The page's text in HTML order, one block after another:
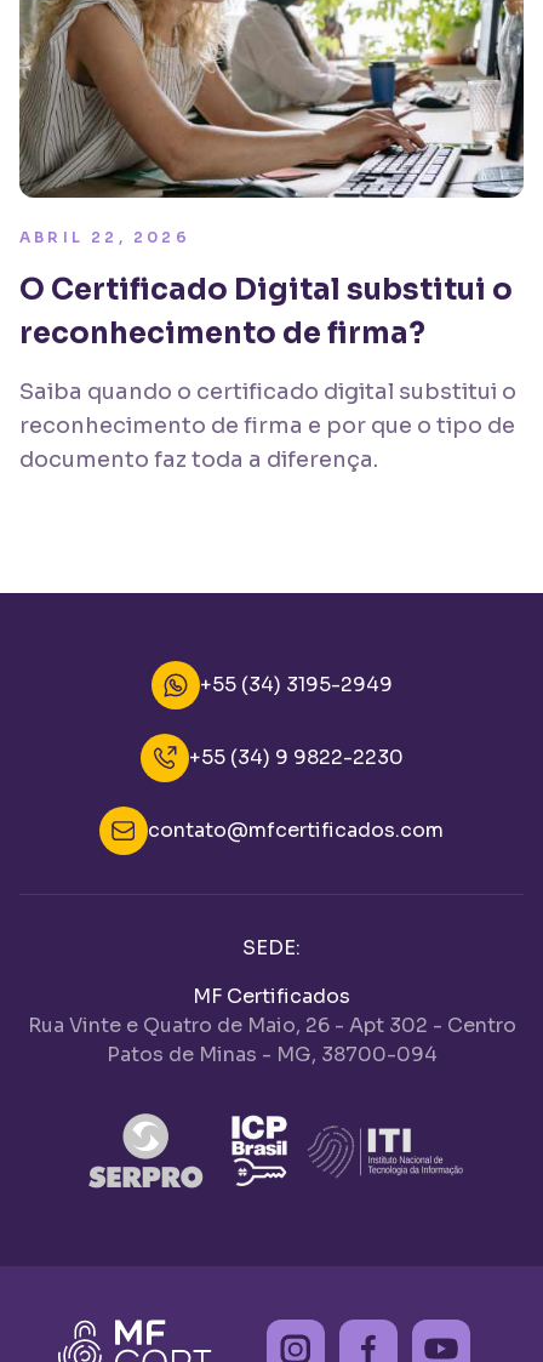
ABRIL 22, 2026
O Certificado Digital substitui o
reconhecimento de firma?
Saiba quando o certificado digital substitui o
reconhecimento de firma e por que o tipo de
documento faz toda a diferença.
+55 (34) 3195-2949
+55 (34) 9 9822-2230
contato@mfcertificados.com
SEDE:
MF Certificados
Rua Vinte e Quatro de Maio, 26 - Apt 302 - Centro
Patos de Minas - MG, 38700-094